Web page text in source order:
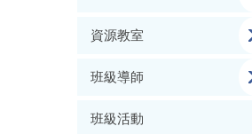
資源教室
班級導師
班級活動